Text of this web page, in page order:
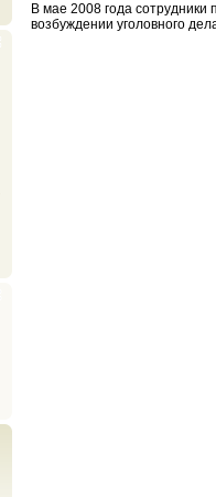
В мае 2008 года
возбуждении уголовного